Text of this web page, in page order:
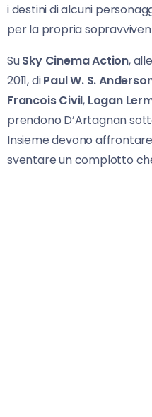
i destini di alcuni
per la propria
SuSky Cinema Action,
2011, diPaul W. S.
Francois Civil, Logan
prendono D’Artagnan
Insieme devono
sventare un complotto